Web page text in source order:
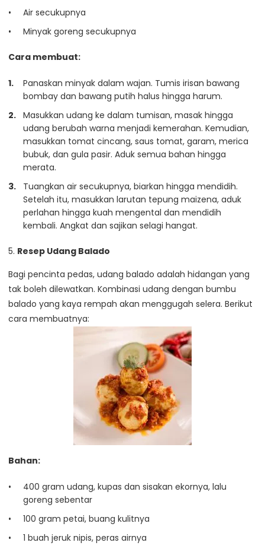
Air secukupnya
Minyak goreng secukupnya
Cara membuat:
Panaskan minyak dalam wajan. Tumis irisan bawang
bombay dan bawang putih halus hingga harum.
Masukkan udang ke dalam tumisan, masak hingga
udang berubah warna menjadi kemerahan. Kemudian,
masukkan tomat cincang, saus tomat, garam, merica
bubuk, dan gula pasir. Aduk semua bahan hingga
merata.
Tuangkan air secukupnya, biarkan hingga mendidih.
Setelah itu, masukkan larutan tepung maizena, aduk
perlahan hingga kuah mengental dan mendidih
kembali. Angkat dan sajikan selagi hangat.
5. Resep Udang Balado
Bagi pencinta pedas, udang balado adalah hidangan yang
tak boleh dilewatkan. Kombinasi udang dengan bumbu
balado yang kaya rempah akan menggugah selera. Berikut
cara membuatnya:
Bahan:
400 gram udang, kupas dan sisakan ekornya, lalu
goreng sebentar
100 gram petai, buang kulitnya
1 buah jeruk nipis, peras airnya